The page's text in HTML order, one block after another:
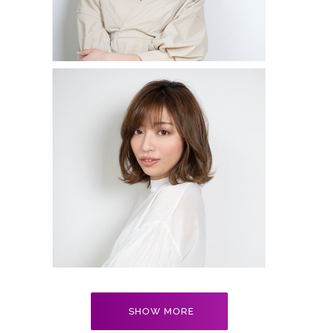
アッシュベージュカラー
MEDIUM
SHOW MORE